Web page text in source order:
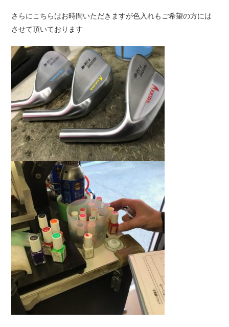
さらにこちらはお時間いただきますが色入れもご希望の方には
させて頂いております